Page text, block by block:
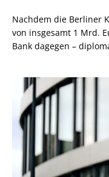
Nachdem die Berliner
von insgesamt 1 Mrd.
Bank dagegen –